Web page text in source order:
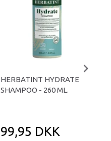
HERBATINT HYDRATE
SHAMPOO - 260 ML.
99,95 DKK